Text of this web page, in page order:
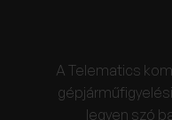
A Telematics
legyen szó